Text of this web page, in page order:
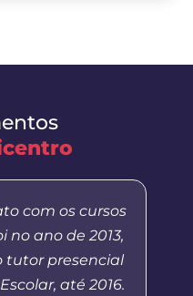
com os cursos
no ano de 2013,
tutor presencial
até 2016.